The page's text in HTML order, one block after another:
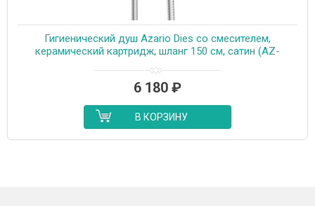
Гигиенический душ Azario Dies со смесителем,
керамический картридж, шланг 150 см, сатин (AZ-
6 180 ₽
В КОРЗИНУ